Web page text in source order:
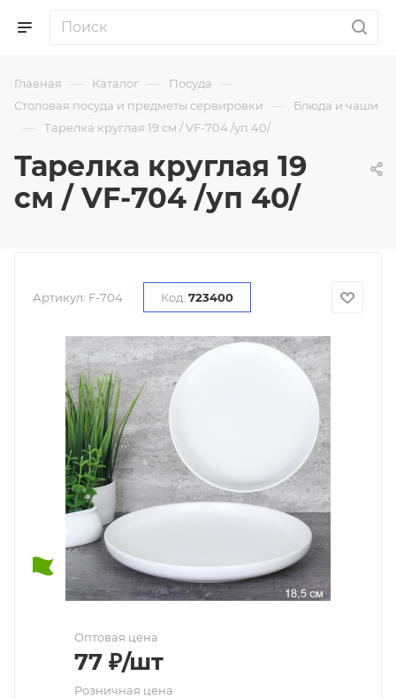
Главная — Каталог — Посуда —
Столовая посуда и предметы сервировки — Блюда и чаши
— Тарелка круглая 19 см / VF-704 /уп 40/
Тарелка круглая 19
см / VF-704 /уп 40/
Артикул: F-704 Код: 723400
Оптовая цена
77 ₽/шт
Розничная цена